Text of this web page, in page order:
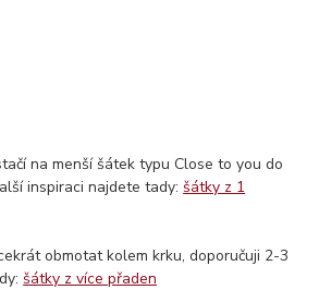
na menší šátek typu Close to you do
inspiraci najdete tady:šátky z 1
obmotat kolem krku, doporučuji 2-3
šátky z více přaden